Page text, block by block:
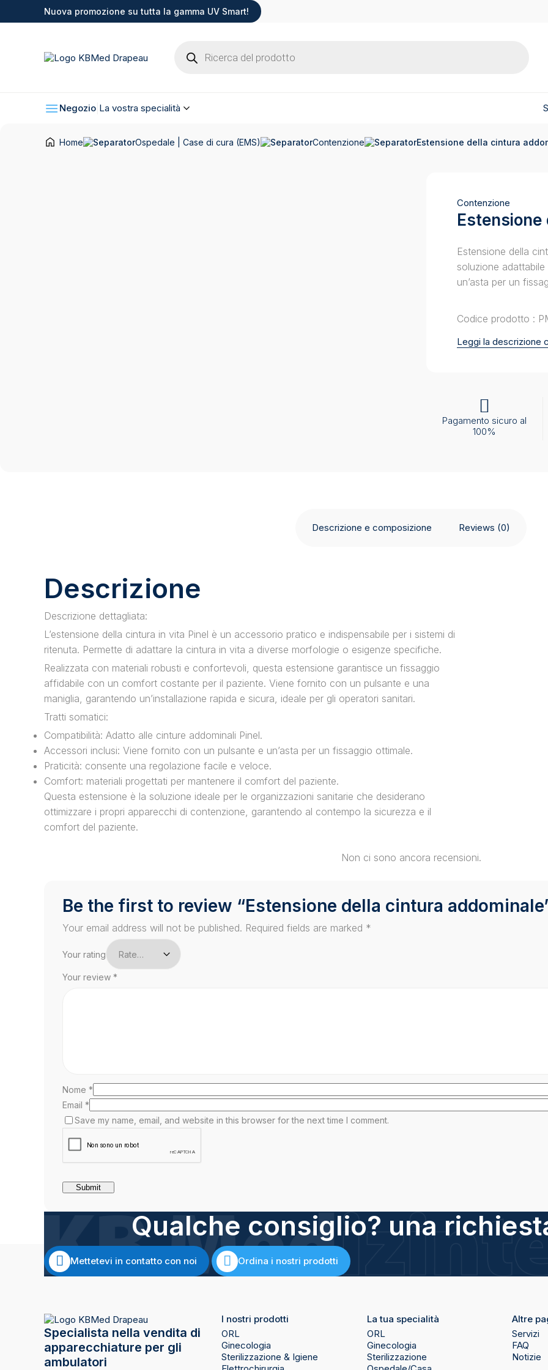
Nuova promozione su tutta la gamma UV Smart!
search
Negozio La vostra specialità
Home Ospedale | Case di cura (EMS) Contenzione Estensione della cintura
Contenzione
Estensione della
soluzione
un’asta per un
Codice prodotto :
Leggi la descrizione
Pagamento sicuro al
100%
Descrizione e composizione Reviews (0)
Descrizione
Descrizione dettagliata:
L’estensione della cintura in vita Pinel è un accessorio pratico e indispensabile per i sistemi di
ritenuta. Permette di adattare la cintura in vita a diverse morfologie o esigenze specifiche.
Realizzata con materiali robusti e confortevoli, questa estensione garantisce un fissaggio
affidabile con un comfort costante per il paziente. Viene fornito con un pulsante e una
maniglia, garantendo un’installazione rapida e sicura, ideale per gli operatori sanitari.
Tratti somatici:
Compatibilità: Adatto alle cinture addominali Pinel.
Accessori inclusi: Viene fornito con un pulsante e un’asta per un fissaggio ottimale.
Praticità: consente una regolazione facile e veloce.
Comfort: materiali progettati per mantenere il comfort del paziente.
Questa estensione è la soluzione ideale per le organizzazioni sanitarie che desiderano
ottimizzare i propri apparecchi di contenzione, garantendo al contempo la sicurezza e il
comfort del paziente.
Non ci sono ancora recensioni.
Be the first to review “Estensione della cintura
Your email address will not be published. Required fields are marked *
Your rating
Your review *
Nome *
Email *
Save my name, email, and website in this browser for the next time I comment.
Qualche consiglio? una
Mettetevi in contatto con noi Ordina i nostri prodotti
Specialista nella vendita di
apparecchiature per gli
ambulatori
I nostri prodotti
ORL
Ginecologia
Sterilizzazione & Igiene
La tua specialità
ORL
Ginecologia
Sterilizzazione
Altre
Servizi
FAQ
Notizie